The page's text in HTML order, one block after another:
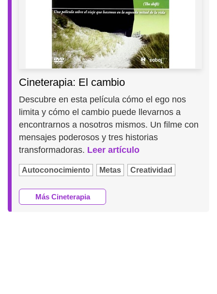
Cineterapia: El cambio
Descubre en esta película cómo el ego nos
limita y cómo el cambio puede llevarnos a
encontrarnos a nosotros mismos. Un filme con
mensajes poderosos y tres historias
transformadoras. Leer artículo
Autoconocimiento Metas Creatividad
Más Cineterapia